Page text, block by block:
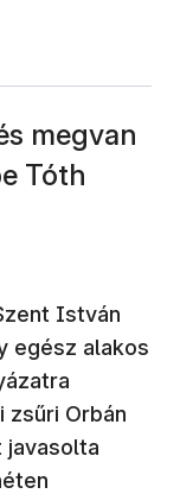
megvan
Tóth
István
egész alakos
Orbán
javasolta